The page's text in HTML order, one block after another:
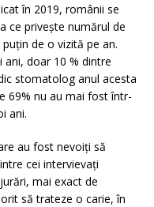
în 2019, românii se
ce privește numărul de
de o vizită pe an.
doar 10 % dintre
stomatolog anul acesta
69% nu au mai fost într-
ani.
au fost nevoiți să
cei intervievați
mai exact de
să trateze o carie, în